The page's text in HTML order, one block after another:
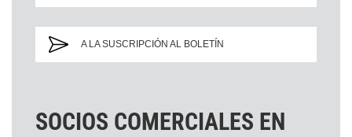
A LA SUSCRIPCIÓN AL BOLETÍN
SOCIOS COMERCIALES EN